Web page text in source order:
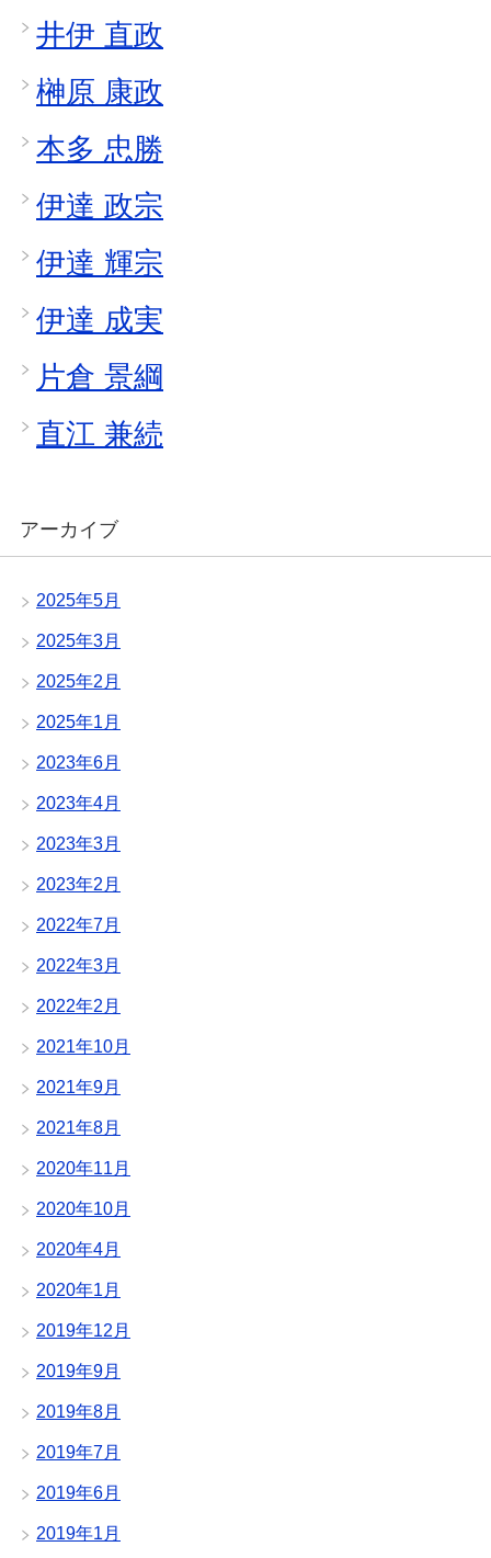
井伊 直政
榊原 康政
本多 忠勝
伊達 政宗
伊達 輝宗
伊達 成実
片倉 景綱
直江 兼続
アーカイブ
2025年5月
2025年3月
2025年2月
2025年1月
2023年6月
2023年4月
2023年3月
2023年2月
2022年7月
2022年3月
2022年2月
2021年10月
2021年9月
2021年8月
2020年11月
2020年10月
2020年4月
2020年1月
2019年12月
2019年9月
2019年8月
2019年7月
2019年6月
2019年1月